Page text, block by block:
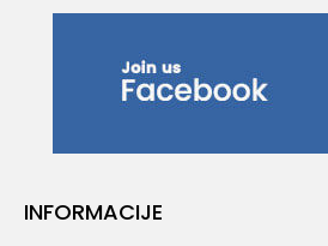
INFORMACIJE